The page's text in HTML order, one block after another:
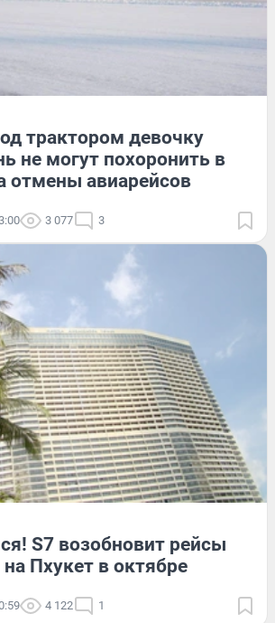
трактором девочку
не могут похоронить в
отмены авиарейсов
3 077 3
S7 возобновит рейсы
Пхукет в октябре
4 122 1